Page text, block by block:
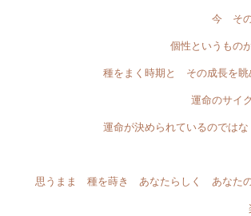
今 その
個性というもの
種をまく時期と その成長を
運命のサイ
運命が決められているのでは
思うまま 種を蒔き あなたらしく あなた